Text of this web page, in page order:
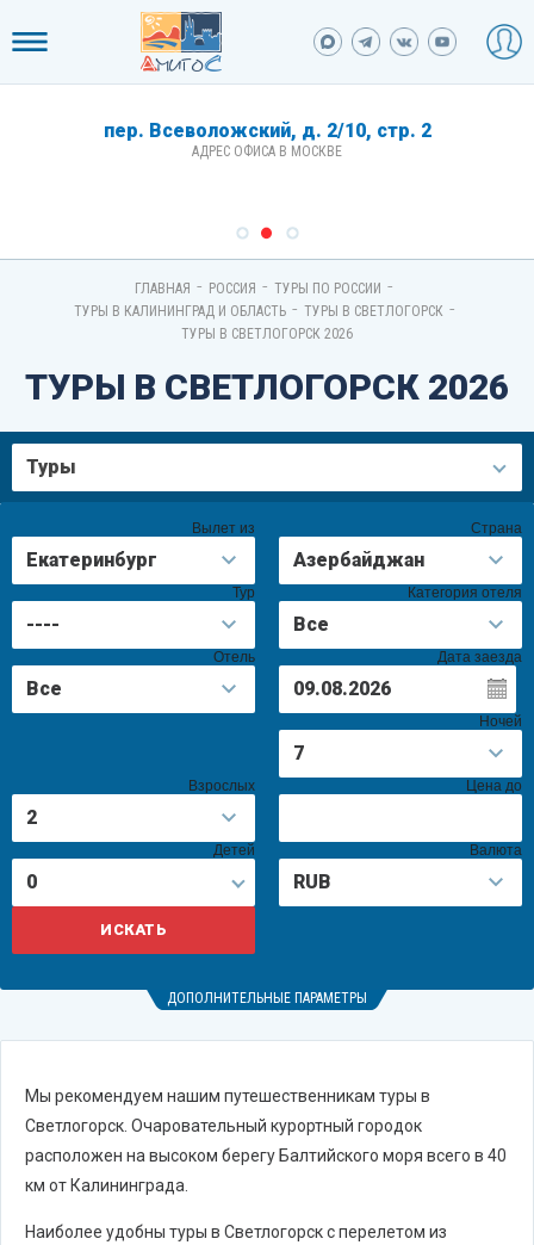
пер. Всеволожский, д. 2/10, стр. 2
АДРЕС ОФИСА В МОСКВЕ
ГЛАВНАЯ - РОССИЯ - ТУРЫ ПО РОССИИ -
ТУРЫ В КАЛИНИНГРАД И ОБЛАСТЬ - ТУРЫ В СВЕТЛОГОРСК -
ТУРЫ В СВЕТЛОГОРСК 2026
ТУРЫ В СВЕТЛОГОРСК 2026
Туры
Вылет из Страна
Тур Категория отеля
Отель Дата заезда
Ночей
Взрослых
Детей
0
Цена до
Валюта
ДОПОЛНИТЕЛЬНЫЕ ПАРАМЕТРЫ
Мы рекомендуем нашим путешественникам туры в
Светлогорск. Очаровательный курортный городок
расположен на высоком берегу Балтийского моря всего в 40
км от Калининграда.
Наиболее удобны туры в Светлогорск с перелетом из